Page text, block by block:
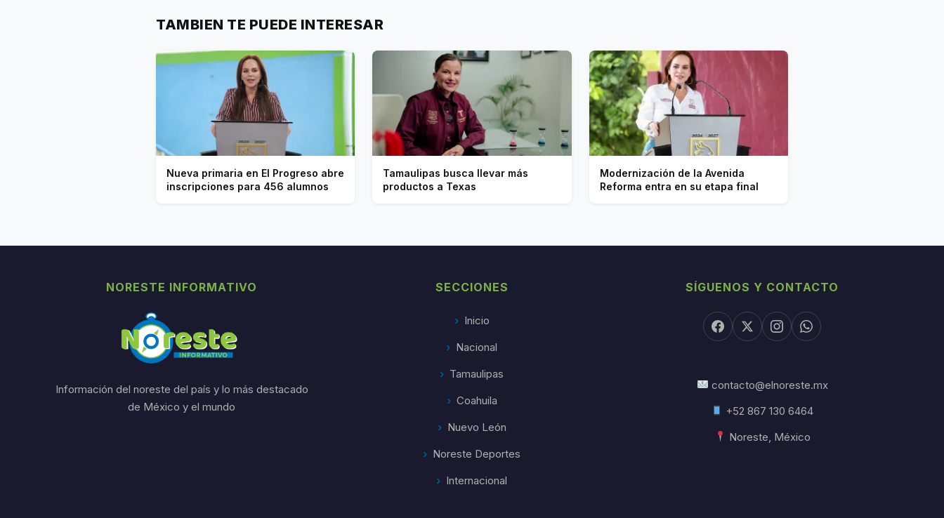
TAMBIEN TE PUEDE INTERESAR
Nueva primaria en El Progreso abre
inscripciones para 456 alumnos
Tamaulipas busca llevar más
productos a Texas
Modernización de la Avenida
Reforma entra en su etapa final
NORESTE INFORMATIVO
Información del noreste del país y lo más destacado
de México y el mundo
SECCIONES
Inicio
Nacional
Tamaulipas
Coahuila
Nuevo León
Noreste Deportes
Internacional
SÍGUENOS Y CONTACTO
contacto@elnoreste.mx
+52 867 130 6464
Noreste, México